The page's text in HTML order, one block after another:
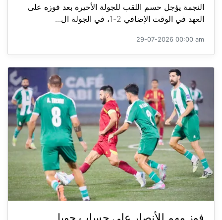
النجمة يؤجل حسم اللقب للجولة الأخيرة بعد فوزه على
العهد في الوقت الإضافي 2-1، في الجولة ال...
29-07-2026 00:00 am
فوز مهم للأنصار على حساب جويا